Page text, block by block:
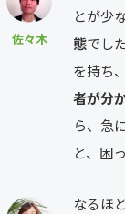
佐々木
とが少
態でし
を持ち
者が分
ら、急
と、困
なるほ